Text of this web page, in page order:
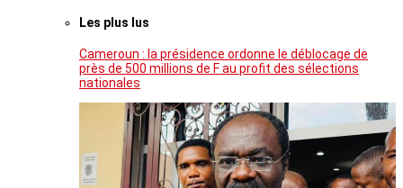
Les plus lus
Cameroun : la présidence ordonne le déblocage de
près de 500 millions de F au profit des sélections
nationales